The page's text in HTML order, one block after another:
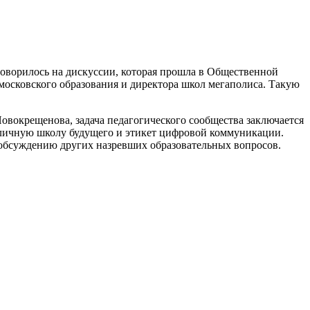
на дискуссии, которая прошла в Общественной
образования и директора школ мегаполиса. Такую
задача педагогического сообщества заключается
школу будущего и этикет цифровой коммуникации.
других назревших образовательных вопросов.